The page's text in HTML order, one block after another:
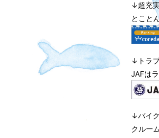
↓超充
とこと
↓トラ
JAFは
↓バイ
クルー